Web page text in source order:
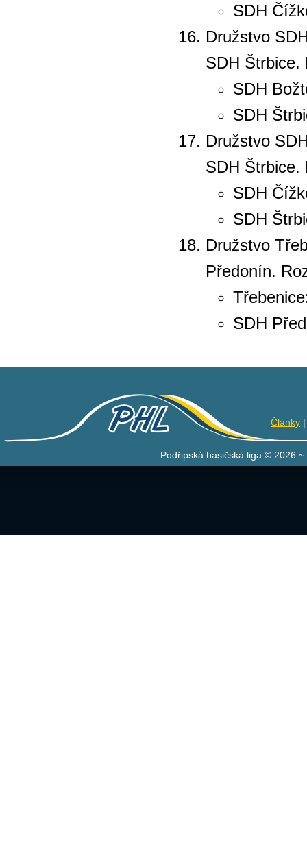
SDH
Družstvo
SDH Štrbice.
SDH
SDH
Družstvo
SDH Štrbice.
SDH
SDH
Družstvo
Předonín.
SDH
Články
Podřipská hasičská liga © 2026